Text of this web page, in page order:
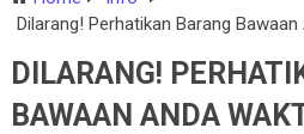
Dilarang! Perhatikan Barang
DILARANG!
BAWAAN ANDA